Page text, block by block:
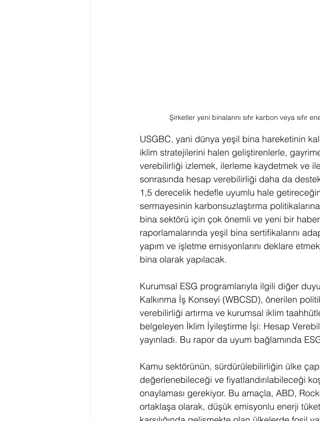
Şirketler yeni binalarını sıfır karbon veya
USGBC, yani dünya yeşil bina hareketinin
iklim stratejilerini halen geliştirenlerle,
verebilirliği izlemek, ilerleme kaydetmek ve
sonrasında hesap verebilirliği daha da
1,5 derecelik hedefle uyumlu hale
sermayesinin karbonsuzlaştırma
bina sektörü için çok önemli ve yeni bir
raporlamalarında yeşil bina sertifikalarını
yapım ve işletme emisyonlarını deklare
bina olarak yapılacak.
Kurumsal ESG programlarıyla ilgili diğer
Kalkınma İş Konseyi (WBCSD), önerilen
verebilirliği artırma ve kurumsal iklim
belgeleyen İklim İyileştirme İşi: Hesap
yayınladı. Bu rapor da uyum bağlamında
Kamu sektörünün, sürdürülebilirliğin ülke
değerlenebileceği ve fiyatlandırılabileceği
onaylaması gerekiyor. Bu amaçla, ABD,
ortaklaşa olarak, düşük emisyonlu enerji